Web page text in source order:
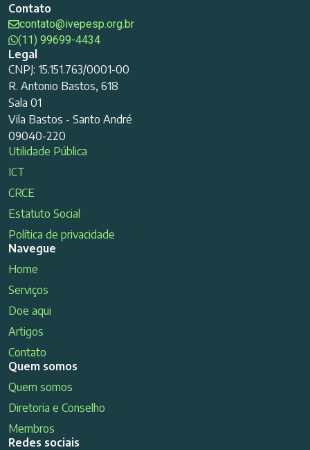
Contato
contato@ivepesp.org.br
(11) 99699-4434
Legal
CNPJ: 15.151.763/0001-00
R. Antonio Bastos, 618
Sala 01
Vila Bastos - Santo André
09040-220
Utilidade Pública
ICT
CRCE
Estatuto Social
Política de privacidade
Navegue
Home
Serviços
Doe aqui
Artigos
Contato
Quem somos
Quem somos
Diretoria e Conselho
Membros
Redes sociais